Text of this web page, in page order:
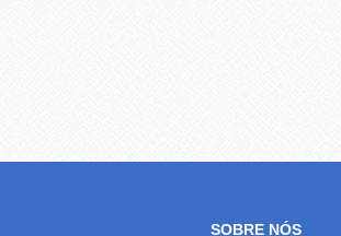
SOBRE NÓS